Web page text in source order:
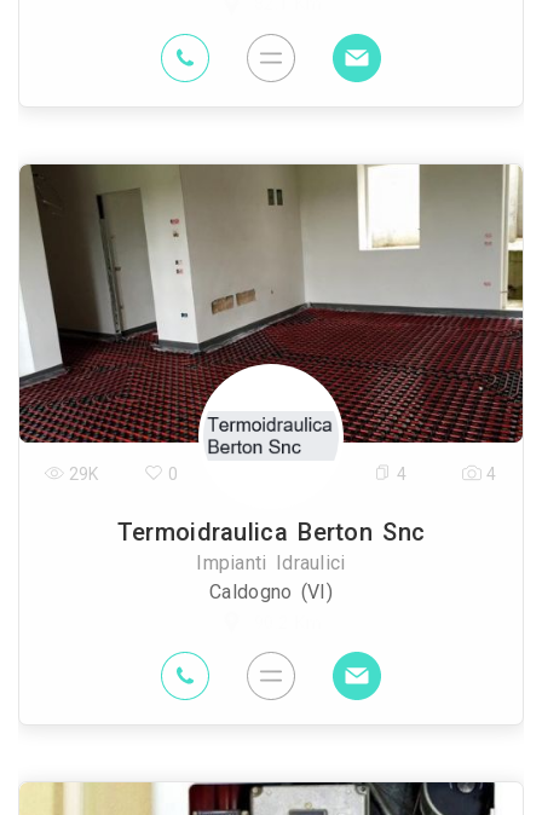
Termoidraulica Berton Snc
Impianti Idraulici
Caldogno (VI)
29K 0 4 4